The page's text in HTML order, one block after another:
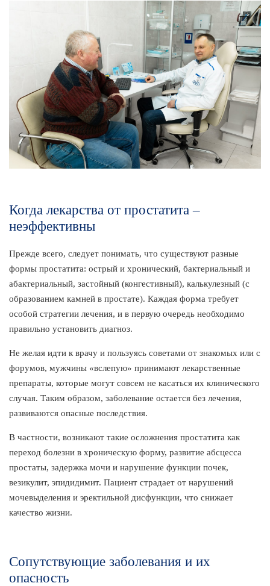
Когда лекарства от простатита –
неэффективны
Прежде всего, следует понимать, что существуют разные
формы простатита: острый и хронический, бактериальный и
абактериальный, застойный (конгестивный), калькулезный (с
образованием камней в простате). Каждая форма требует
особой стратегии лечения, и в первую очередь необходимо
правильно установить диагноз.
Не желая идти к врачу и пользуясь советами от знакомых или с
форумов, мужчины «вслепую» принимают лекарственные
препараты, которые могут совсем не касаться их клинического
случая. Таким образом, заболевание остается без лечения,
развиваются опасные последствия.
В частности, возникают такие осложнения простатита как
переход болезни в хроническую форму, развитие абсцесса
простаты, задержка мочи и нарушение функции почек,
везикулит, эпидидимит. Пациент страдает от нарушений
мочевыделения и эректильной дисфункции, что снижает
качество жизни.
Сопутствующие заболевания и их
опасность